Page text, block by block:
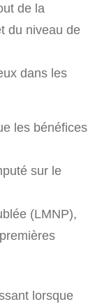
de la
du niveau de
dans les
les bénéfices
sur le
(LMNP),
lorsque